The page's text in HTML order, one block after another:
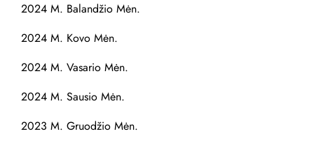
2024 M. Balandžio Mėn.
2024 M. Kovo Mėn.
2024 M. Vasario Mėn.
2024 M. Sausio Mėn.
2023 M. Gruodžio Mėn.